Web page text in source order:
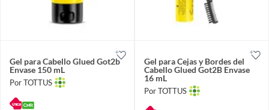
Gel para Cabello Glued Got2b
Envase 150 mL
Por TOTTUS
Gel para Cejas y Bordes del
Cabello Glued Got2B Envase
16 mL
Por TOTTUS